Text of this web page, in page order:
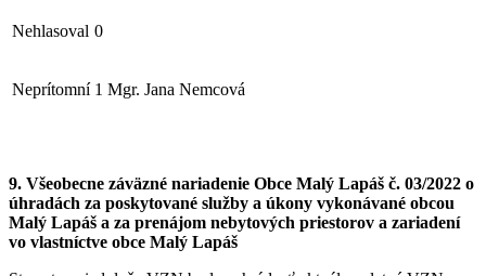
Nehlasoval 0
Neprítomní 1 Mgr. Jana Nemcová
9. Všeobecne záväzné nariadenie Obce Malý Lapáš č. 03/2022 o
úhradách za poskytované služby a úkony vykonávané obcou
Malý Lapáš a za prenájom nebytových priestorov a zariadení
vo vlastníctve obce Malý Lapáš